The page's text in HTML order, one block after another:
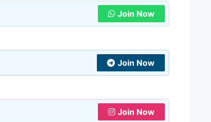
Join Now
Join Now
Join Now